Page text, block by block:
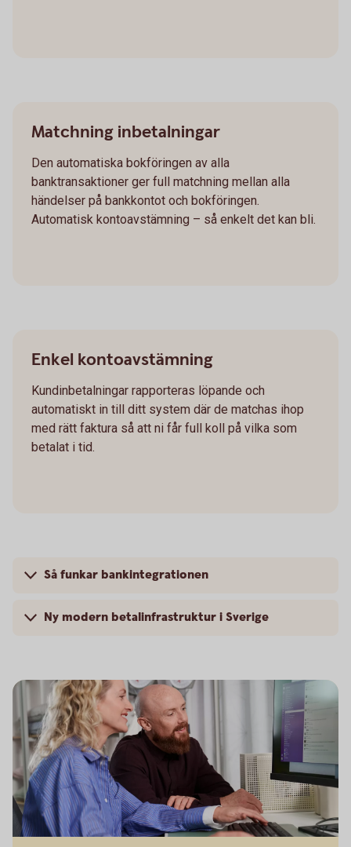
Matchning inbetalningar
Den automatiska bokföringen av alla
banktransaktioner ger full matchning mellan alla
händelser på bankkontot och bokföringen.
Automatisk kontoavstämning – så enkelt det kan bli.
Enkel kontoavstämning
Kundinbetalningar rapporteras löpande och
automatiskt in till ditt system där de matchas ihop
med rätt faktura så att ni får full koll på vilka som
betalat i tid.
Så funkar bankintegrationen
Ny modern betalinfrastruktur i Sverige